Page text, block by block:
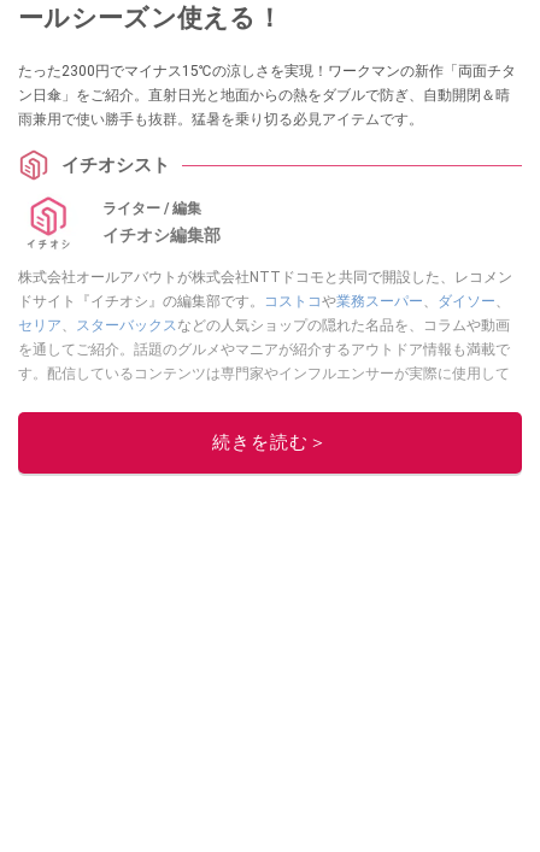
ールシーズン使える！
たった2300円でマイナス15℃の涼しさを実現！ワークマンの新作「両面チタ
ン日傘」をご紹介。直射日光と地面からの熱をダブルで防ぎ、自動開閉＆晴
雨兼用で使い勝手も抜群。猛暑を乗り切る必見アイテムです。
イチオシスト
ライター / 編集
イチオシ編集部
株式会社オールアバウトが株式会社NTTドコモと共同で開設した、レコメン
ドサイト『イチオシ』の編集部です。
コストコや業務スーパー、 ダイソー、
セリア、 スターバックスなどの人気ショップの隠れた名品を、コラムや動画
を通してご紹介。話題のグルメやマニアが紹介するアウトドア情報も満載で
す。配信しているコンテンツは専門家やインフルエンサーが実際に使用して
ニュースでフォロー
続きを読む＞